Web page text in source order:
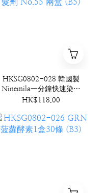
HKSG0802-028 韓國製
Ninemila一分鐘快速染髮
劑 No.55 兩盒 (B5)
HK$118.00